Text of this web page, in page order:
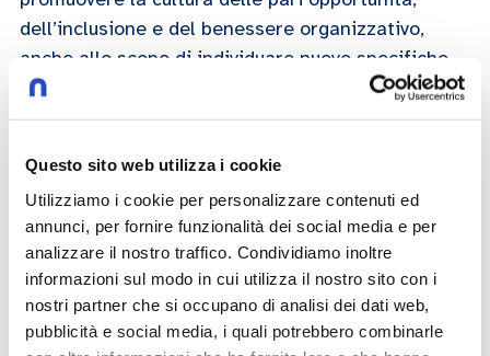
Questo sito web utilizza i cookie
Utilizziamo i cookie per personalizzare contenuti ed
annunci, per fornire funzionalità dei social media e per
analizzare il nostro traffico. Condividiamo inoltre
informazioni sul modo in cui utilizza il nostro sito con i
nostri partner che si occupano di analisi dei dati web,
pubblicità e social media, i quali potrebbero combinarle
dell’inclusione e del benessere organizzativo,
anche allo scopo di individuare nuove specifiche
azioni sul tema da mettere in campo, in linea con
quelle previste dal Gender Equality Plan.L’
docente e personale tecnico amministrativo
Raffaella Iafrate Luca Pesenti
Antonio Campati
09/01/2025